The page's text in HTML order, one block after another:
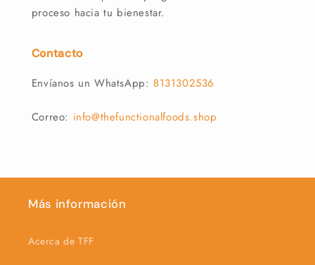
proceso hacia tu bienestar.
Contacto
Envíanos un WhatsApp: 8131302536
Correo: info@thefunctionalfoods.shop
Más información
Acerca de TFF